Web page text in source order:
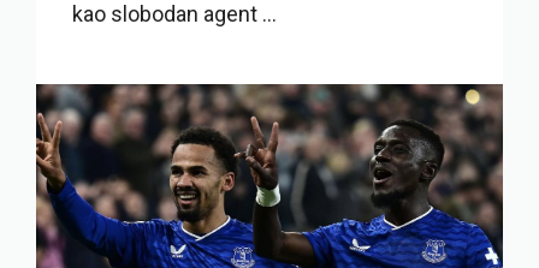
kao slobodan agent ...